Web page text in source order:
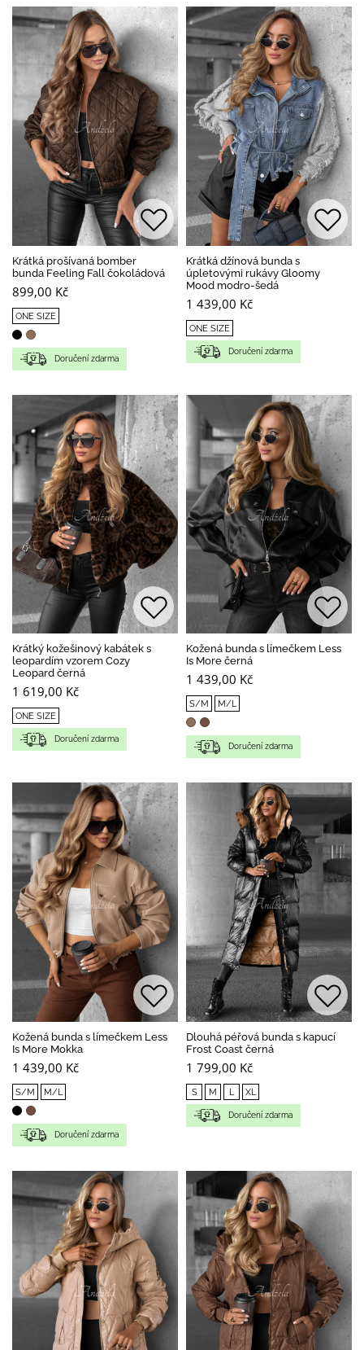
Krátká prošívaná bomber
bunda Feeling Fall čokoládová
899,00 Kč
ONE SIZE
Doručení zdarma
Krátká džínová bunda s
úpletovými rukávy Gloomy
Mood modro-šedá
1 439,00 Kč
ONE SIZE
Doručení zdarma
Krátký kožešinový kabátek s
leopardím vzorem Cozy
Leopard černá
1 619,00 Kč
ONE SIZE
Doručení zdarma
Kožená bunda s límečkem Less
Is More černá
1 439,00 Kč
S/M M/L
Doručení zdarma
Kožená bunda s límečkem Less
Is More Mokka
1 439,00 Kč
S/M M/L
Doručení zdarma
Dlouhá péřová bunda s kapucí
Frost Coast černá
1 799,00 Kč
S M L XL
Doručení zdarma